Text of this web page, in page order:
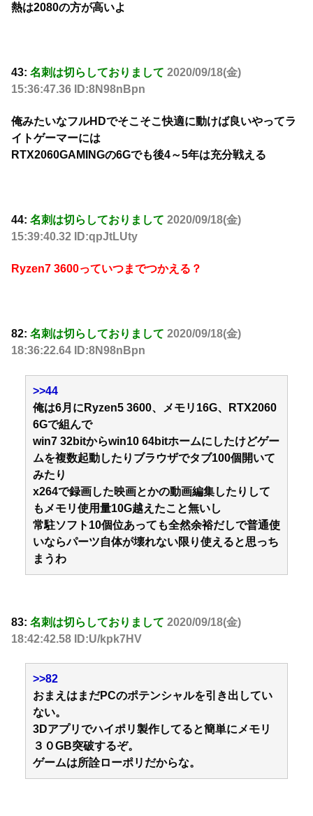
熱は2080の方が高いよ
43: 名刺は切らしておりまして 2020/09/18(金)
15:36:47.36 ID:8N98nBpn
俺みたいなフルHDでそこそこ快適に動けば良いやってラ
イトゲーマーには
RTX2060GAMINGの6Gでも後4～5年は充分戦える
44: 名刺は切らしておりまして 2020/09/18(金)
15:39:40.32 ID:qpJtLUty
Ryzen7 3600っていつまでつかえる？
82: 名刺は切らしておりまして 2020/09/18(金)
18:36:22.64 ID:8N98nBpn
>>44
俺は6月にRyzen5 3600、メモリ16G、RTX2060
6Gで組んで
win7 32bitからwin10 64bitホームにしたけどゲー
ムを複数起動したりブラウザでタブ100個開いて
みたり
x264で録画した映画とかの動画編集したりして
もメモリ使用量10G越えたこと無いし
常駐ソフト10個位あっても全然余裕だしで普通使
いならパーツ自体が壊れない限り使えると思っち
まうわ
83: 名刺は切らしておりまして 2020/09/18(金)
18:42:42.58 ID:U/kpk7HV
>>82
おまえはまだPCのポテンシャルを引き出してい
ない。
3Dアプリでハイポリ製作してると簡単にメモリ
３０GB突破するぞ。
ゲームは所詮ローポリだからな。